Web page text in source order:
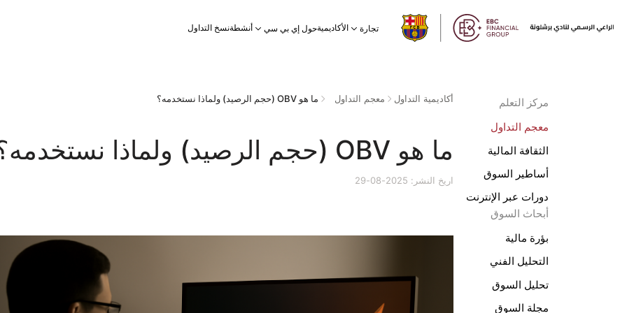
تجارة الأكاديميةحول إي بي سي أنشطةنسخ التداول
مركز التعلم
معجم التداول
الثقافة المالية
أساطير السوق
دورات عبر الإنترنت
أبحاث السوق
بؤرة مالية
التحليل الفني
تحليل السوق
مجلة السوق
أكاديمية التداول معجم التداول ما هو OBV (حجم الرصيد) ولماذا نستخدمه؟
ما هو OBV (حجم الرصيد) ولماذا نستخدمه؟
اريخ النشر: 2025-08-29